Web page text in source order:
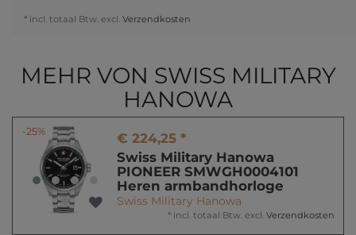
* incl. totaal Btw. excl. Verzendkosten
MEHR VON SWISS MILITARY
HANOWA
-25%
€ 224,25 *
Swiss Military Hanowa
PIONEER SMWGH0004101
Heren armbandhorloge
Swiss Military Hanowa
* incl. totaal Btw. excl. Verzendkosten